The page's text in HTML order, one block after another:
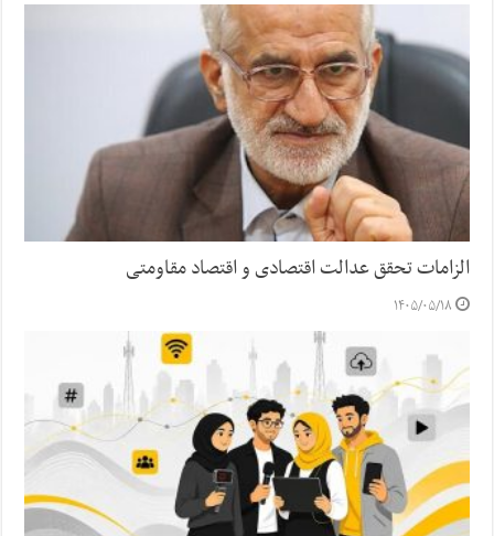
الزامات تحقق عدالت اقتصادی و اقتصاد مقاومتی
۱۴۰۵/۰۵/۱۸